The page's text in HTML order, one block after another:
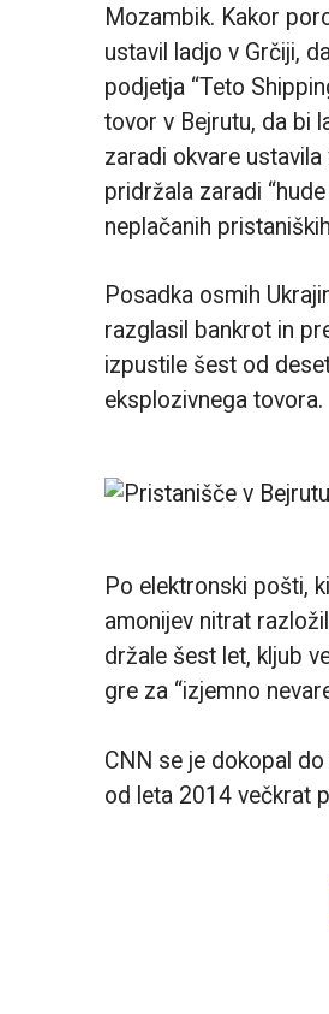
Mozambik. Kakor
ustavil ladjo v Grčiji,
podjetja “Teto
tovor v Bejrutu, da bi
zaradi okvare
pridržala zaradi
neplačanih
Posadka osmih
razglasil bankrot in
izpustile šest od
eksplozivnega tovora.
Po elektronski pošti,
amonijev nitrat
držale šest let, kljub
gre za “izjemno
CNN se je dokopal
od leta 2014 večkrat